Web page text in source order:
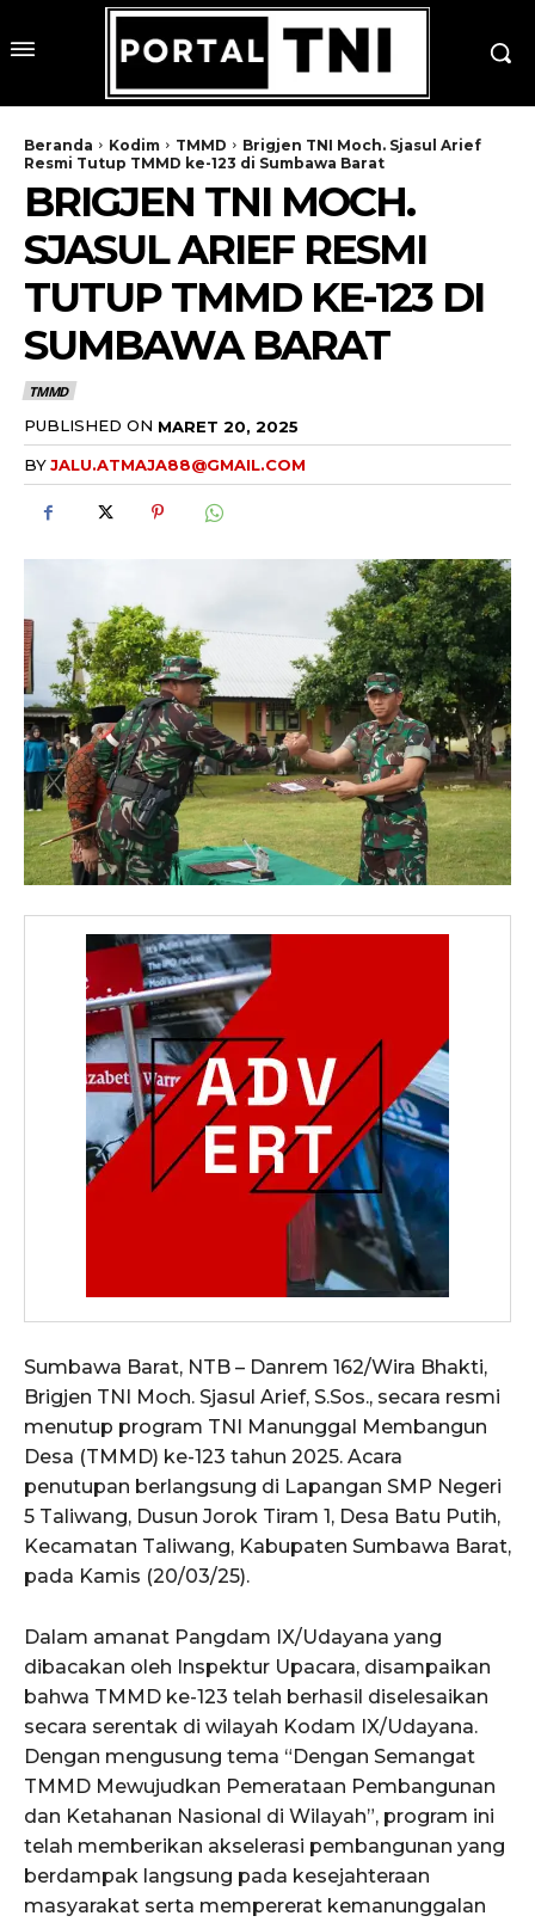
Beranda Kodim TMMD
Brigjen TNI Moch. Sjasul Arief
Resmi Tutup TMMD ke-123 di Sumbawa Barat
BRIGJEN TNI MOCH.
SJASUL ARIEF RESMI
TUTUP TMMD KE-123 DI
SUMBAWA BARAT
TMMD
PUBLISHED ON MARET 20, 2025
BYJALU.ATMAJA88@GMAIL.COM
Sumbawa Barat, NTB – Danrem 162/Wira Bhakti,
Brigjen TNI Moch. Sjasul Arief, S.Sos., secara resmi
menutup program TNI Manunggal Membangun
Desa (TMMD) ke-123 tahun 2025. Acara
penutupan berlangsung di Lapangan SMP Negeri
5 Taliwang, Dusun Jorok Tiram 1, Desa Batu Putih,
Kecamatan Taliwang, Kabupaten Sumbawa Barat,
pada Kamis (20/03/25).
Dalam amanat Pangdam IX/Udayana yang
dibacakan oleh Inspektur Upacara, disampaikan
bahwa TMMD ke-123 telah berhasil diselesaikan
secara serentak di wilayah Kodam IX/Udayana.
Dengan mengusung tema “Dengan Semangat
TMMD Mewujudkan Pemerataan Pembangunan
dan Ketahanan Nasional di Wilayah”, program ini
telah memberikan akselerasi pembangunan yang
berdampak langsung pada kesejahteraan
masyarakat serta mempererat kemanunggalan